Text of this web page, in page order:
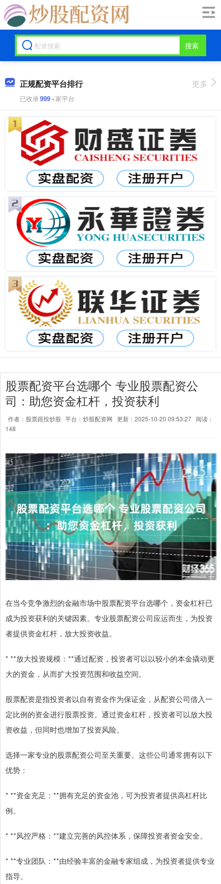
搜索
正规配资平台排行
已收录999+家平台
更多
股票配资平台选哪个 专业股票配资公
司：助您资金杠杆，投资获利
作者：股票跟投炒股 平台：炒股配资网 更新：2025-10-20 09:53:27 阅读：
148
在当今竞争激烈的金融市场中股票配资平台选哪个，资金杠杆已
成为投资获利的关键因素。专业股票配资公司应运而生，为投资
者提供资金杠杆，放大投资收益。
* **放大投资规模：**通过配资，投资者可以以较小的本金撬动更
大的资金，从而扩大投资范围和收益空间。
股票配资是指投资者以自有资金作为保证金，从配资公司借入一
定比例的资金进行股票投资。通过资金杠杆，投资者可以放大投
资收益，但同时也增加了投资风险。
选择一家专业的股票配资公司至关重要。这些公司通常拥有以下
优势：
* **资金充足：**拥有充足的资金池，可为投资者提供高杠杆比
例。
* **风控严格：**建立完善的风控体系，保障投资者资金安全。
* **专业团队：**由经验丰富的金融专家组成，为投资者提供专业
指导。